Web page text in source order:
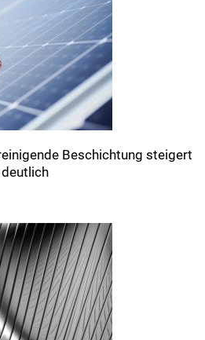
Beschichtung steigert